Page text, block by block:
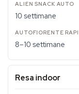
10 settimane
8–10 settimane
Resa indoor